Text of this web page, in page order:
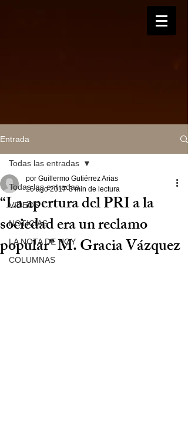
Entrada
Todas las entradas
VIDEOS
NOTICIAS
LA NOTA DE HOY
COLUMNAS
Todas las entradas
“La apertura del PRI a la
sociedad era un reclamo
popular” M. Gracia Vázquez
por Guillermo Gutiérrez Arias
16 ago 2017 3 min de lectura